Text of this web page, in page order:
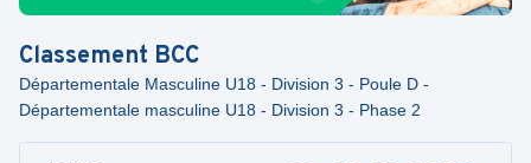
Classement BCC
Départementale Masculine U18 - Division 3 - Poule D -
Départementale masculine U18 - Division 3 - Phase 2